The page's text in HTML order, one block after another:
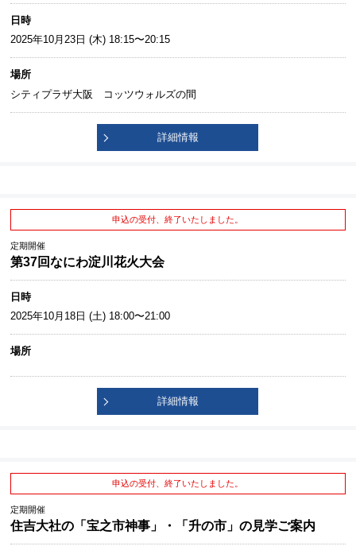
日時
2025年10月23日 (木) 18:15〜20:15
場所
シティプラザ大阪 コッツウォルズの間
詳細情報
申込の受付、終了いたしました。
定期開催
第37回なにわ淀川花火大会
日時
2025年10月18日 (土) 18:00〜21:00
場所
詳細情報
申込の受付、終了いたしました。
定期開催
住吉大社の「宝之市神事」・「升の市」の見学ご案内